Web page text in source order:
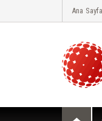
Ana Sayfa